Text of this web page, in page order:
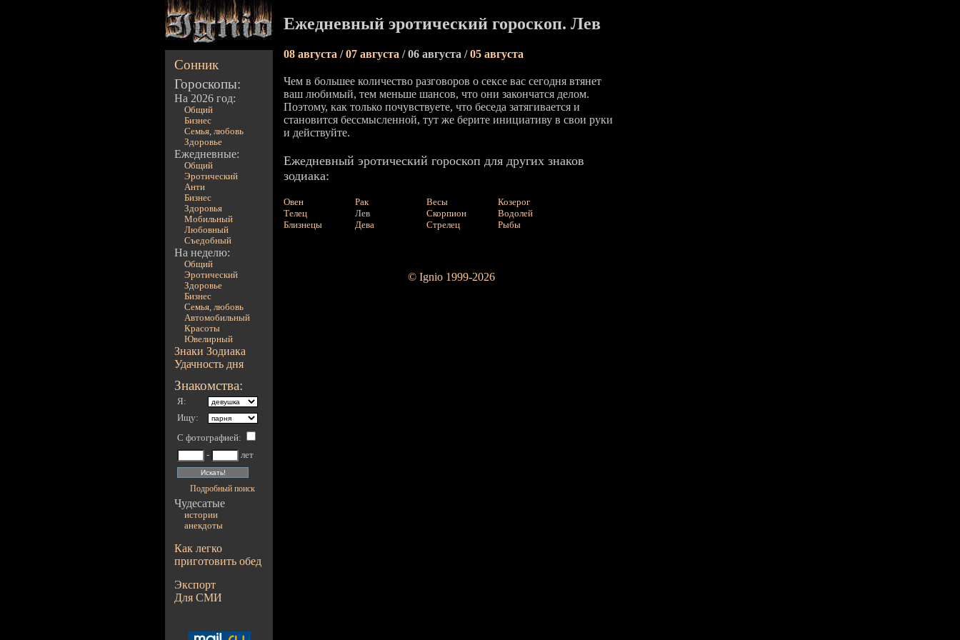
Сонник
Гороскопы:
На 2026 год:
Общий
Бизнес
Семья, любовь
Здоровье
Ежедневные:
Общий
Эротический
Анти
Бизнес
Здоровья
Мобильный
Любовный
Съедобный
На неделю:
Общий
Эротический
Здоровье
Бизнес
Семья, любовь
Автомобильный
Красоты
Ювелирный
Знаки Зодиака
Удачность дня
Знакомства:
Я:
Ищу:
С фотографией:
-
лет
Подробный поиск
Чудесатые
истории
анекдоты
Как легко
приготовить обед
Экспорт
Для СМИ
Ежедневный эротический гороскоп. Лев
08 августа /07 августа / 06 августа /05 августа
Чем в большее количество разговоров о сексе вас сегодня втянет
ваш любимый, тем меньше шансов, что они закончатся делом.
Поэтому, как только почувствуете, что беседа затягивается и
становится бессмысленной, тут же берите инициативу в свои руки
и действуйте.
Ежедневный эротический гороскоп для других знаков
зодиака:
Овен
Телец
Близнецы
Рак
Лев
Дева
Весы
Скорпион
Стрелец
Козерог
Водолей
Рыбы
© Ignio 1999-2026